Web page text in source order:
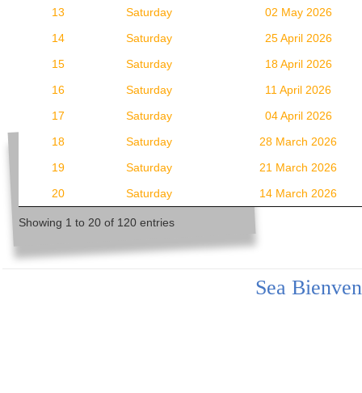
13
Saturday
02 May 2026
14
Saturday
25 April 2026
15
Saturday
18 April 2026
16
Saturday
11 April 2026
17
Saturday
04 April 2026
18
Saturday
28 March 2026
19
Saturday
21 March 2026
20
Saturday 14 March 2026
Showing 1 to 20 of 120 entries
Sea